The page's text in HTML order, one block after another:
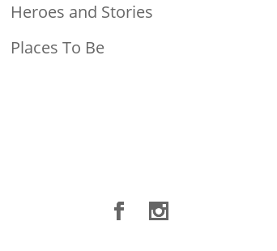
Heroes and Stories
Places To Be